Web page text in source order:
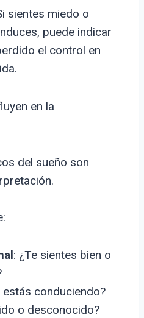
sientes miedo o
puede indicar
el control en
en la
del sueño son
: ¿Te sientes bien o
estás conduciendo?
o desconocido?